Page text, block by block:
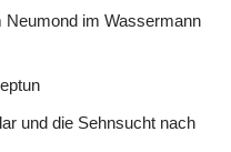
im Wassermann
und die Sehnsucht nach